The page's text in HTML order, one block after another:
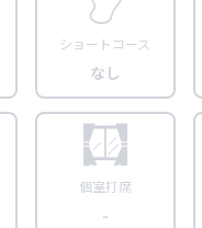
ショートコース
なし
個室打席
-